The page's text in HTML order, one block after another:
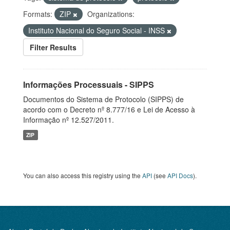
Formats:
ZIP
Organizations:
Instituto Nacional do Seguro Social - INSS
Filter Results
Informações Processuais - SIPPS
Documentos do Sistema de Protocolo (SIPPS) de
acordo com o Decreto nº 8.777/16 e Lei de Acesso à
Informação nº 12.527/2011.
ZIP
You can also access this registry using the API (see API Docs).